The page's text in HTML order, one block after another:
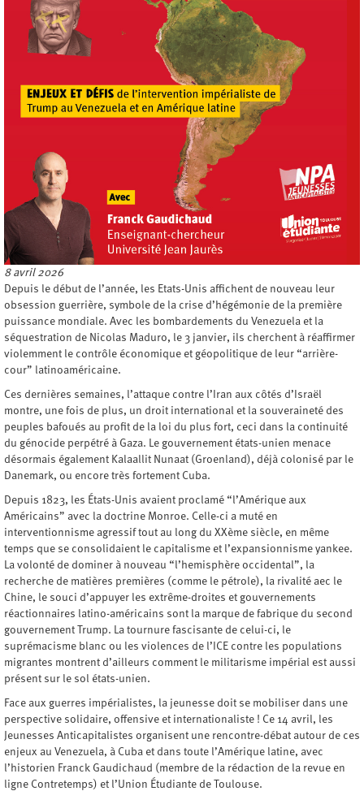
8 avril 2026
Depuis le début de l’année, les Etats-Unis affichent de nouveau leur
obsession guerrière, symbole de la crise d’hégémonie de la première
puissance mondiale. Avec les bombardements du Venezuela et la
séquestration de Nicolas Maduro, le 3 janvier, ils cherchent à réaffirmer
violemment le contrôle économique et géopolitique de leur “arrière-
cour” latinoaméricaine.
Ces dernières semaines, l’attaque contre l’Iran aux côtés d’Israël
montre, une fois de plus, un droit international et la souveraineté des
peuples bafoués au profit de la loi du plus fort, ceci dans la continuité
du génocide perpétré à Gaza. Le gouvernement états-unien menace
désormais également Kalaallit Nunaat (Groenland), déjà colonisé par le
Danemark, ou encore très fortement Cuba.
Depuis 1823, les États-Unis avaient proclamé “l’Amérique aux
Américains” avec la doctrine Monroe. Celle-ci a muté en
interventionnisme agressif tout au long du XXème siècle, en même
temps que se consolidaient le capitalisme et l’expansionnisme yankee.
La volonté de dominer à nouveau “l’hemisphère occidental”, la
recherche de matières premières (comme le pétrole), la rivalité aec le
Chine, le souci d’appuyer les extrême-droites et gouvernements
réactionnaires latino-américains sont la marque de fabrique du second
gouvernement Trump. La tournure fascisante de celui-ci, le
suprémacisme blanc ou les violences de l’ICE contre les populations
migrantes montrent d’ailleurs comment le militarisme impérial est aussi
présent sur le sol états-unien.
Face aux guerres impérialistes, la jeunesse doit se mobiliser dans une
perspective solidaire, offensive et internationaliste ! Ce 14 avril, les
Jeunesses Anticapitalistes organisent une rencontre-débat autour de ces
enjeux au Venezuela, à Cuba et dans toute l’Amérique latine, avec
l’historien Franck Gaudichaud (membre de la rédaction de la revue en
ligne Contretemps) et l’Union Étudiante de Toulouse.